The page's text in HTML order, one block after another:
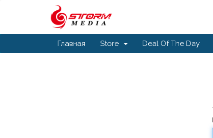
Главная Store Deal Of The Day